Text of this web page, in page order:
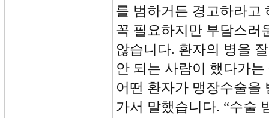
를 범하거든 경고하라고
꼭 필요하지만 부담스러
않습니다. 환자의 병을
안 되는 사람이 했다가
어떤 환자가 맹장수술을
가서 말했습니다. “수술